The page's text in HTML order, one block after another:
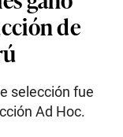
de
selección fue
Ad Hoc.